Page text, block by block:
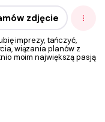
zdjęcie
imprezy, tańczyć,
wiązania planów z
moim największą pasją